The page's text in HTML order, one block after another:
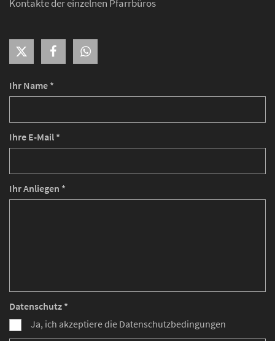
Ihr Name *
Ihre E-Mail *
Ihr Anliegen *
Datenschutz *
Ja, ich akzeptiere die Datenschutzbedingungen
Kontakte der einzelnen Pfarrbüros